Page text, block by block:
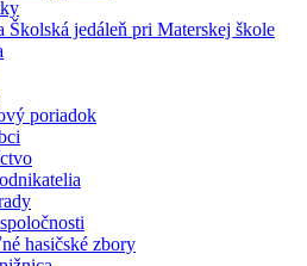
Školská jedáleň pri Materskej škole
poriadok
hasičské zbory